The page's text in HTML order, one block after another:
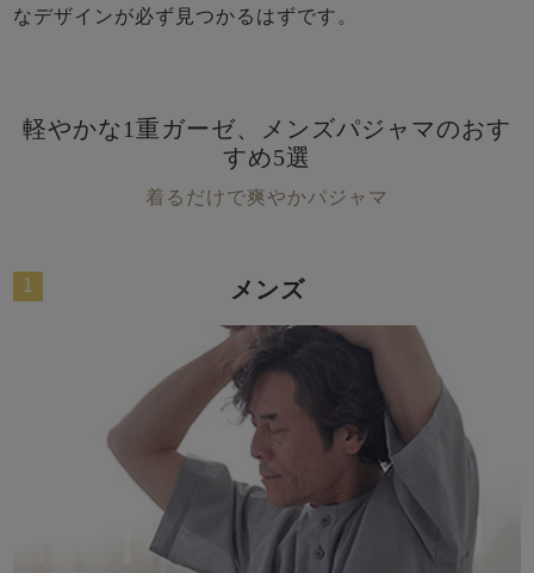
秋
売れ筋ランキング
- Item Ranking -
新着商品
- New Arrival -
すべての季節のパジャマ一覧はこちら
ガールズ長袖 ガールズ半袖
り
ボーイズ半袖
ボーイズ前開
き
ボーイズかぶ
なデザインが必ず見つかるはずです。
軽やかな1重ガーゼ、メンズパジャマのおす
すめ5選
着るだけで爽やかパジャマ
1 メンズ